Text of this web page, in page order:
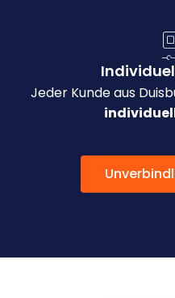
Jeder Kunde aus